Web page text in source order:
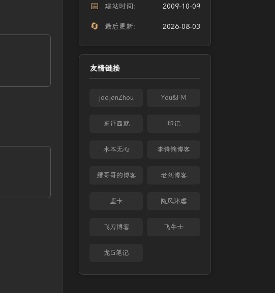
📅 建站时间： 2009-10-09
🔄 最后更新： 2026-08-03
友情链接
joojenZhou You&FM
东评西就 印记
木本无心 李锋镝博客
缙哥哥的博客 老刘博客
蓝卡 随风沐虐
飞刀博客 飞牛士
龙G笔记